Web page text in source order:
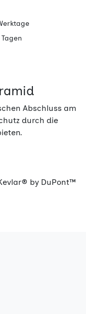
Abschluss am
durch die
by DuPont™